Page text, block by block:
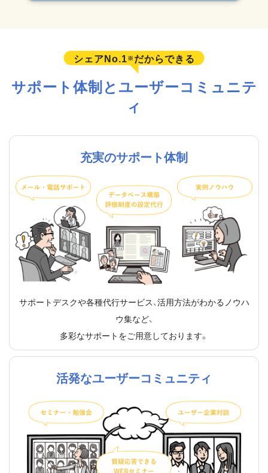
シェアNo.1※ だからできる
サポート体制とユーザーコミュニテ
ィ
充実のサポート体制
サポートデスクや各種代行サービス、活用方法がわかるノウハ
ウ集など、
多彩なサポートをご用意しております。
活発なユーザーコミュニティ